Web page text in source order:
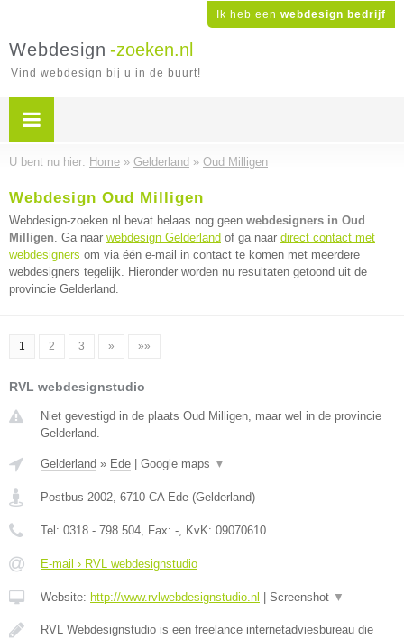
Ik heb een webdesign bedrijf
Webdesign -zoeken.nl
Vind webdesign bij u in de buurt!
U bent nu hier: Home » Gelderland » Oud Milligen
Webdesign Oud Milligen
Webdesign-zoeken.nl bevat helaas nog geen webdesigners in Oud
Milligen. Ga naar webdesign Gelderland of ga naar direct contact met
webdesigners om via één e-mail in contact te komen met meerdere
webdesigners tegelijk. Hieronder worden nu resultaten getoond uit de
provincie Gelderland.
1 2 3 » »»
RVL webdesignstudio
Niet gevestigd in de plaats Oud Milligen, maar wel in de provincie
Gelderland.
Gelderland » Ede Google maps ▼
Postbus 2002, 6710 CA Ede (Gelderland)
Tel: 0318 - 798 504, Fax: -, KvK: 09070610
E-mail › RVL webdesignstudio
Website: http://www.rvlwebdesignstudio.nl Screenshot ▼
RVL Webdesignstudio is een freelance internetadviesbureau die